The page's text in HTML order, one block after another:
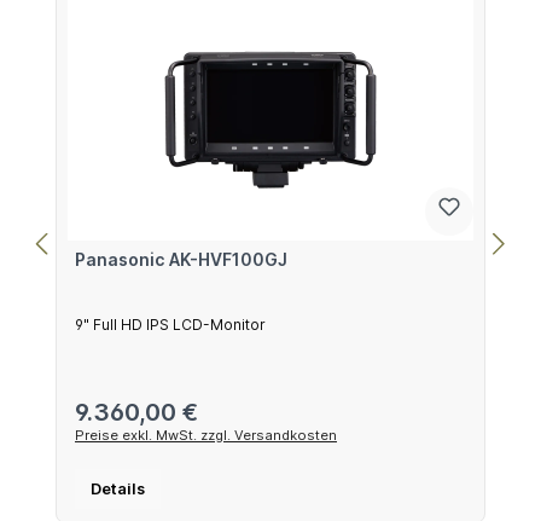
Panasonic AK-HVF100GJ
9" Full HD IPS LCD-Monitor
Regulärer Preis:
9.360,00 €
Preise exkl. MwSt. zzgl. Versandkosten
Details